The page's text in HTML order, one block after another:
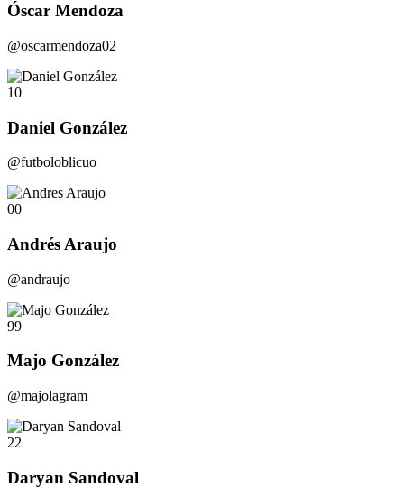
Óscar Mendoza
@oscarmendoza02
10
Daniel González
@futboloblicuo
00
Andrés Araujo
@andraujo
99
Majo González
@majolagram
22
Daryan Sandoval